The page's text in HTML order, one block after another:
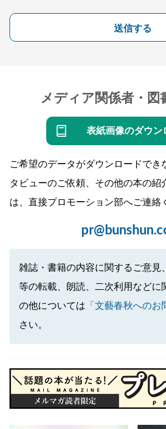
送信する
メディア関係者・図
表紙画像のダウン
ご希望のデータがダウンロードでき
タビューのご依頼、その他の本の紹
は、直接プロモーション部へご連絡
雑誌・書籍の内容に関するご意見
等の転載、朗読、二次利用などに
の他については 「文藝春秋へのお
さい。